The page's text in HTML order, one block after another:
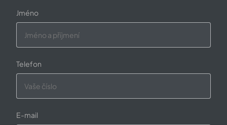
Jméno
Telefon
E-mail